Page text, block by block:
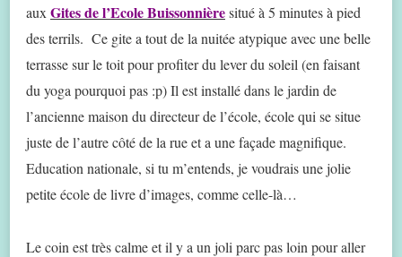
aux Gites de l’Ecole Buissonnièresitué à 5 minutes à pied
des terrils. Ce gite a tout de la nuitée atypique avec une belle
terrasse sur le toit pour profiter du lever du soleil (en faisant
du yoga pourquoi pas :p) Il est installé dans le jardin de
l’ancienne maison du directeur de l’école, école qui se situe
juste de l’autre côté de la rue et a une façade magnifique.
Education nationale, si tu m’entends, je voudrais une jolie
petite école de livre d’images, comme celle-là…
Le coin est très calme et il y a un joli parc pas loin pour aller